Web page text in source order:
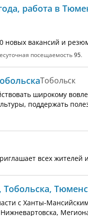
работа в
новых вакансий и
посещаемость95.
Тобольск
широкому
поддержать
всех жителей
с Ханты-